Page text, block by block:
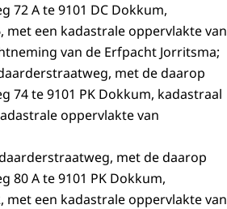
72 A te 9101 DC Dokkum,
met een kadastrale oppervlakte van
van de Erfpacht Jorritsma;
met de daarop
74 te 9101 PK Dokkum, kadastraal
oppervlakte van
met de daarop
80 A te 9101 PK Dokkum,
met een kadastrale oppervlakte van